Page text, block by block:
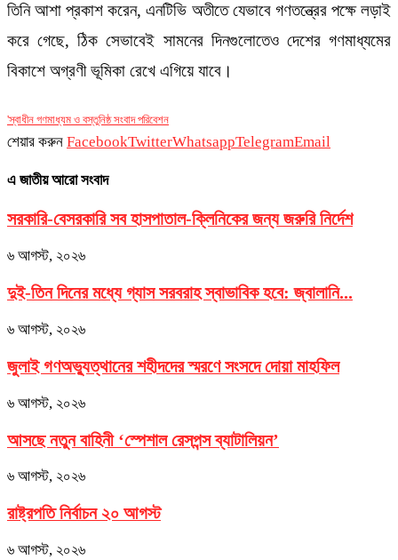
তিনি আশা প্রকাশ করেন, এনটিভি অতীতে যেভাবে গণতন্ত্রের পক্ষে লড়াই
করে গেছে, ঠিক সেভাবেই সামনের দিনগুলোতেও দেশের গণমাধ্যমের
বিকাশে অগ্রণী ভূমিকা রেখে এগিয়ে যাবে।
'স্বাধীন গণমাধ্যম ও বস্তুনিষ্ঠ সংবাদ পরিবেশন
শেয়ার করুন FacebookTwitterWhatsappTelegramEmail
এ জাতীয় আরো সংবাদ
সরকারি-বেসরকারি সব হাসপাতাল-ক্লিনিকের জন্য জরুরি নির্দেশ
৬ আগস্ট, ২০২৬
দুই-তিন দিনের মধ্যে গ্যাস সরবরাহ স্বাভাবিক হবে: জ্বালানি...
৬ আগস্ট, ২০২৬
জুলাই গণঅভ্যুত্থানের শহীদদের স্মরণে সংসদে দোয়া মাহফিল
৬ আগস্ট, ২০২৬
আসছে নতুন বাহিনী ‘স্পেশাল রেসপন্স ব্যাটালিয়ন’
৬ আগস্ট, ২০২৬
রাষ্ট্রপতি নির্বাচন ২০ আগস্ট
৬ আগস্ট, ২০২৬